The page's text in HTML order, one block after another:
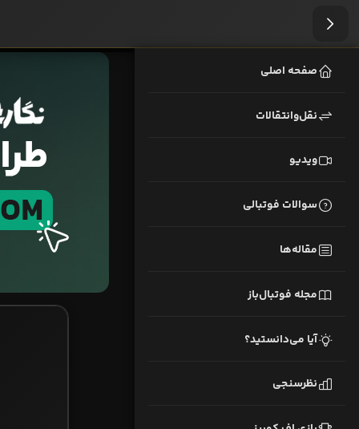
صفحه اصلی
نقل‌وانتقالات
ویدیو
سوالات فوتبالی
مقاله‌ها
مجله فوتبال‌باز
آیا می‌دانستید؟
نظرسنجی